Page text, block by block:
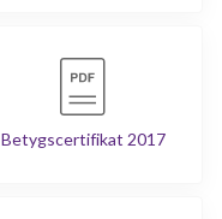
Betygscertifikat 2017